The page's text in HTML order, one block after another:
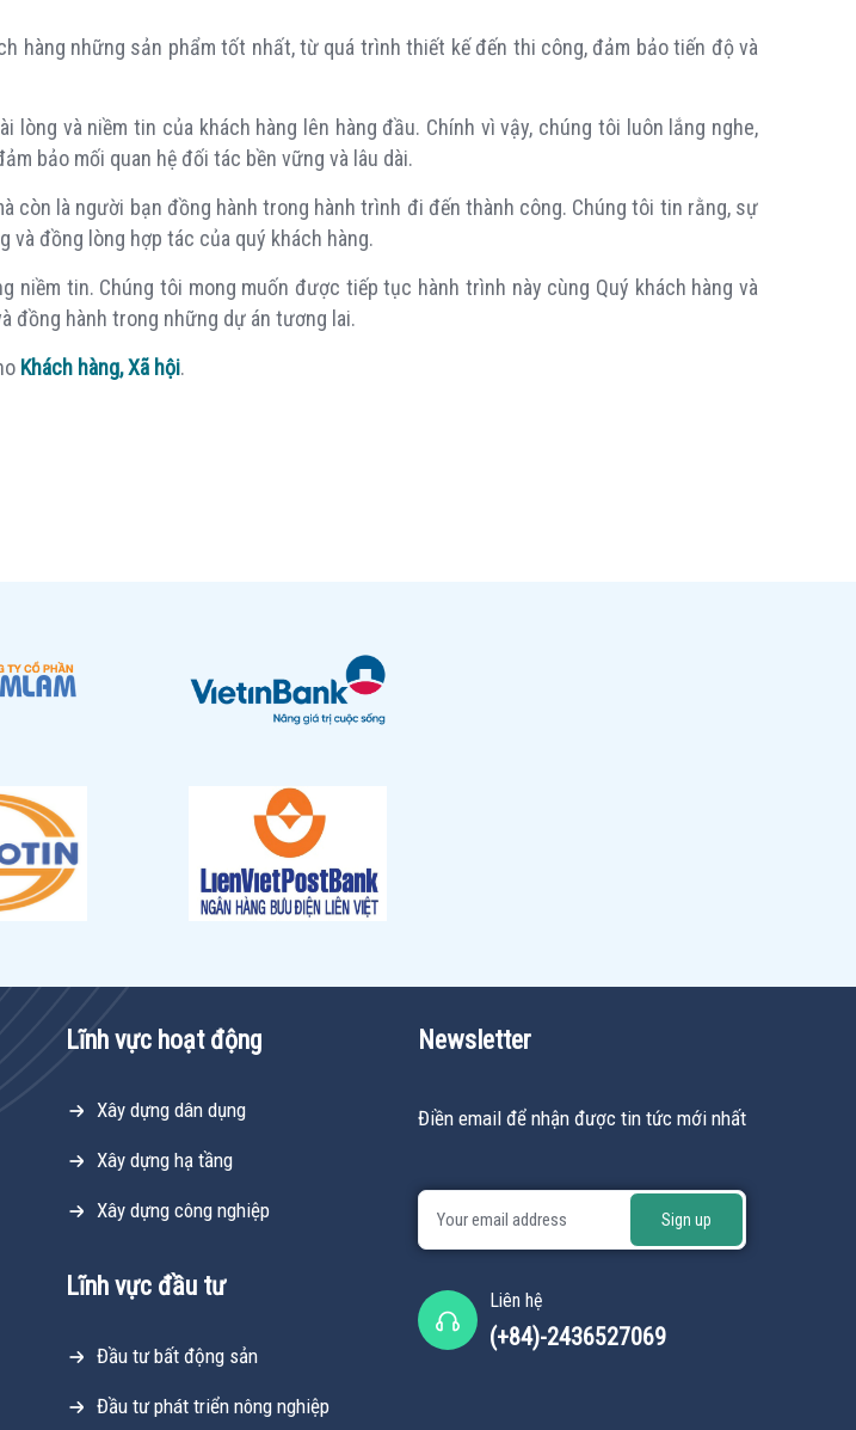
hàng những sản phẩm tốt nhất, từ quá trình thiết kế đến thi công, đảm bảo tiến độ và
và niềm tin của khách hàng lên hàng đầu. Chính vì vậy, chúng tôi luôn lắng nghe,
bảo mối quan hệ đối tác bền vững và lâu dài.
còn là người bạn đồng hành trong hành trình đi đến thành công. Chúng tôi tin rằng, sự
đồng lòng hợp tác của quý khách hàng.
tin. Chúng tôi mong muốn được tiếp tục hành trình này cùng Quý khách hàng và
đồng hành trong những dự án tương lai.
Khách hàng, Xã hội.
Lĩnh vực hoạt động
Xây dựng dân dụng
Xây dựng hạ tầng
Xây dựng công nghiệp
Lĩnh vực đầu tư
Đầu tư bất động sản
Đầu tư phát triển nông nghiệp
Newsletter
Điền email để nhận được tin tức mới nhất
Liên hệ
(+84)-2436527069